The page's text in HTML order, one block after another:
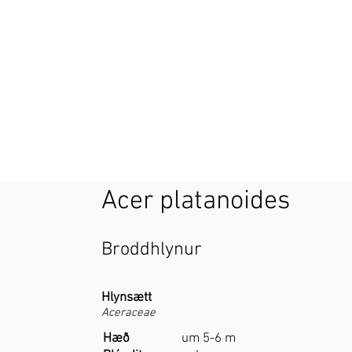
Acer platanoides
Broddhlynur
Hlynsætt
Aceraceae
Hæð
um 5-6 m